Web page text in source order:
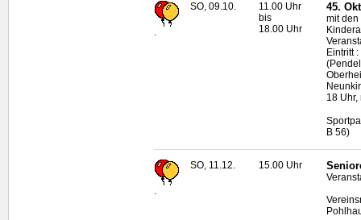
.
SO, 09.10.
11.00 Uhr
bis
18.00 Uhr
45.
mit den
Eintritt
18
B 56)
.
SO, 11.12. 15.00 Uhr